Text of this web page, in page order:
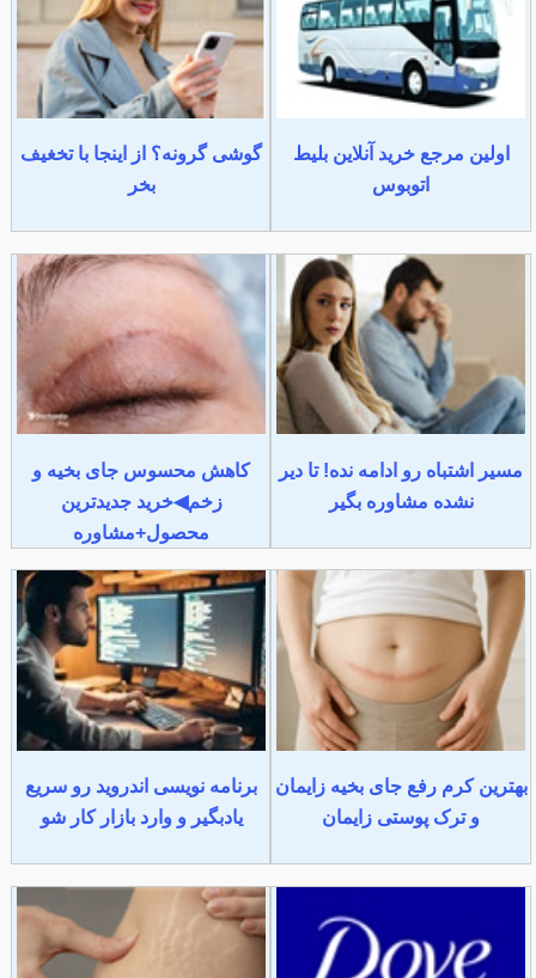
اولین مرجع خرید آنلاین بلیط
اتوبوس
گوشی گرونه؟ از اینجا با تخغیف
بخر
مسیر اشتباه رو ادامه نده! تا دیر
نشده مشاوره بگیر
کاهش محسوس جای بخیه و
زخم◀خرید جدیدترین
محصول+مشاوره
بهترین کرم رفع جای بخیه زایمان
و ترک پوستی زایمان
برنامه نویسی اندروید رو سریع
یادبگیر و وارد بازار کار شو